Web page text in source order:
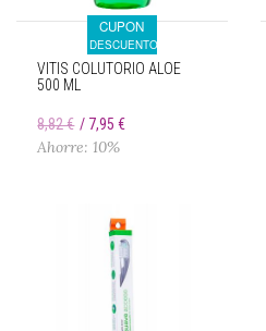
CUPON
DESCUENTO
VITIS COLUTORIO ALOE
500 ML
8,82 € 7,95 €
Ahorre: 10%